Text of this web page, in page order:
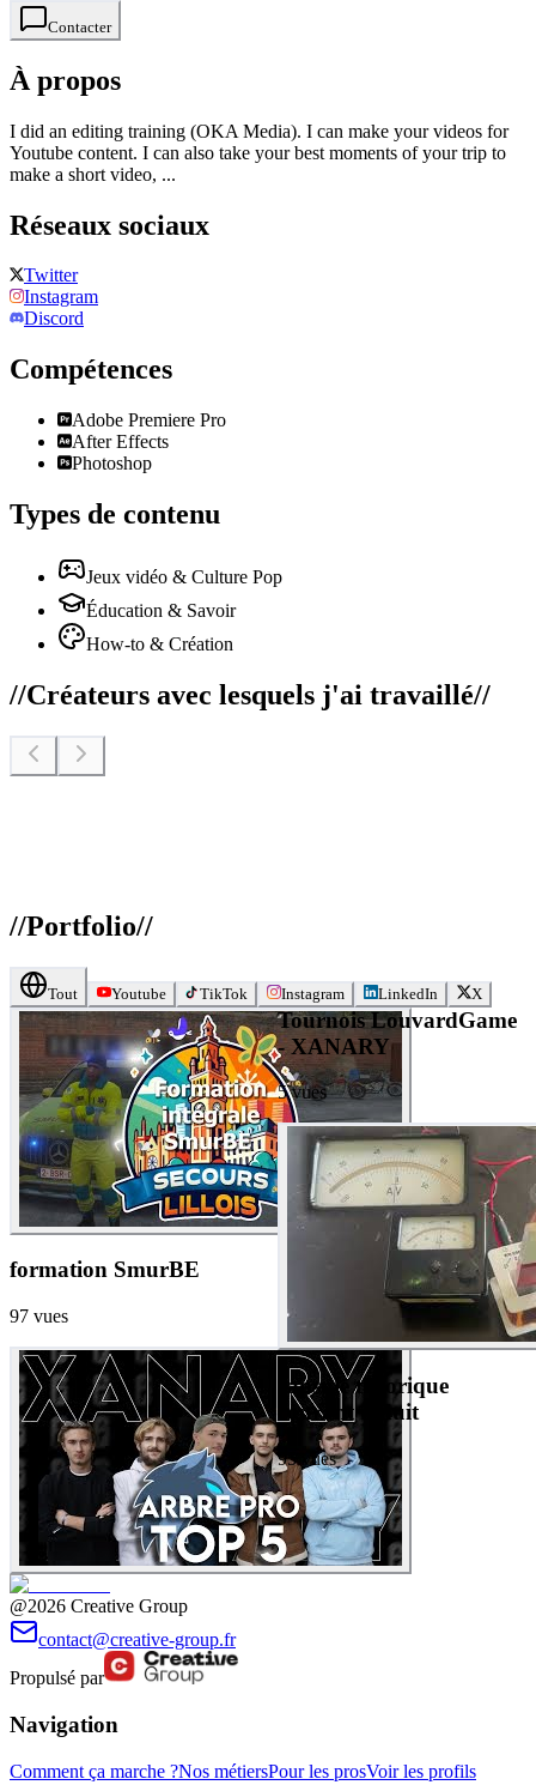
Contacter
À propos
I did an editing training (OKA Media). I can make your videos for
Youtube content. I can also take your best moments of your trip to
make a short video, ...
Réseaux sociaux
Twitter
Instagram
Discord
Compétences
Adobe Premiere Pro
After Effects
Photoshop
Types de contenu
Jeux vidéo & Culture Pop
Éducation & Savoir
How-to & Création
//Créateurs avec lesquels j'ai travaillé//
//Portfolio//
Tout Youtube TikTok Instagram LinkedIn X
formation SmurBE
97 vues
Tournois LouvardGame
- XANARY
5 vues
capsule théorique
courant induit
95 vues
@2026 Creative Group
contact@creative-group.fr
Propulsé par
Navigation
Comment ça marche ?Nos métiersPour les prosVoir les profils